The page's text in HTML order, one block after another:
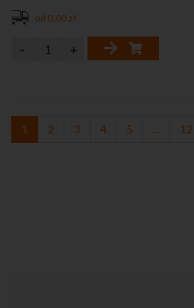
• Dostęp przez chmurę P2P
• Wbudowany mikrofon
• Stopień ochrony: IP67, IK08
od 0,00 zł
1 2 3 4 5 ... 12